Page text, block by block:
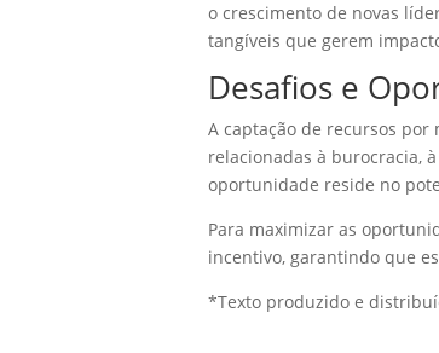
o crescimento de novas
tangíveis que gerem
Desafios e
A captação de recursos
relacionadas à burocracia,
oportunidade reside no
Para maximizar as
incentivo, garantindo que
*Texto produzido e